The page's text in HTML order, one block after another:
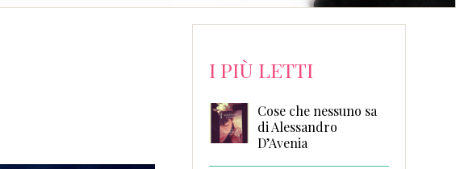
I PIÙ LETTI
Cose che nessuno sa
di Alessandro
D’Avenia